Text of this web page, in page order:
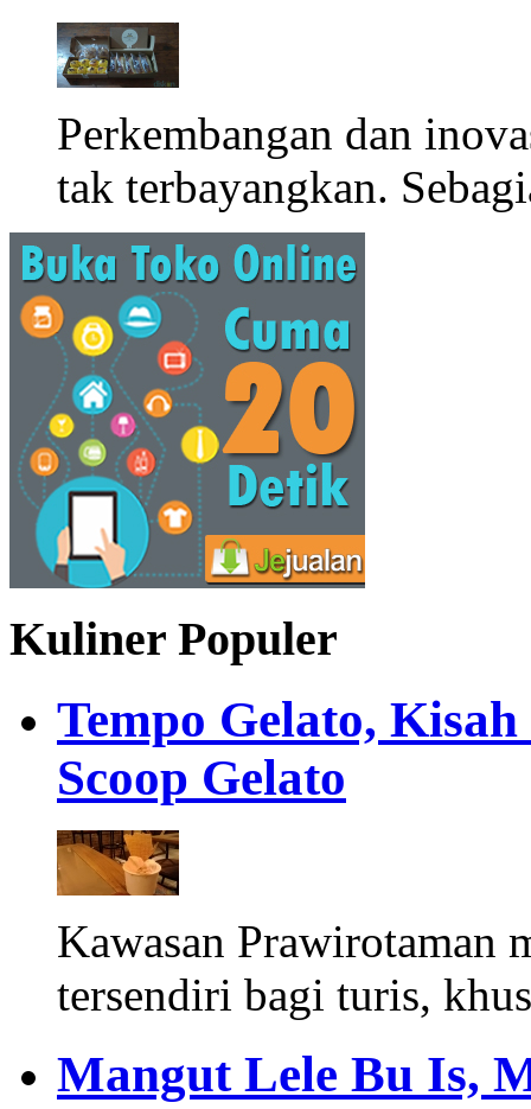
Perkembangan dan
tak terbayangkan.
Kuliner Populer
Tempo Gelato,
Scoop Gelato
Kawasan Prawirotaman
tersendiri bagi turis,
Mangut Lele Bu Is,